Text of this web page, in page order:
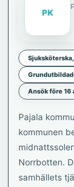
PK
Ansök före 16
Pajala
kommunen
Norrbotten.
samhällets